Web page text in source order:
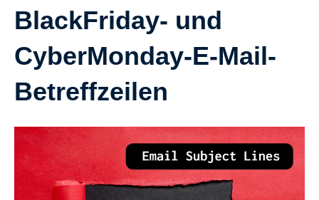
BlackFriday- und
CyberMonday-E-Mail-
Betreffzeilen